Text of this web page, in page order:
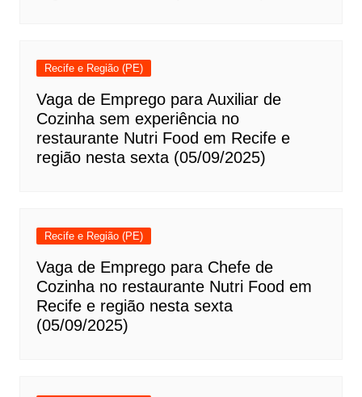
Recife e Região (PE)
Vaga de Emprego para Auxiliar de
Cozinha sem experiência no
restaurante Nutri Food em Recife e
região nesta sexta (05/09/2025)
Recife e Região (PE)
Vaga de Emprego para Chefe de
Cozinha no restaurante Nutri Food em
Recife e região nesta sexta
(05/09/2025)